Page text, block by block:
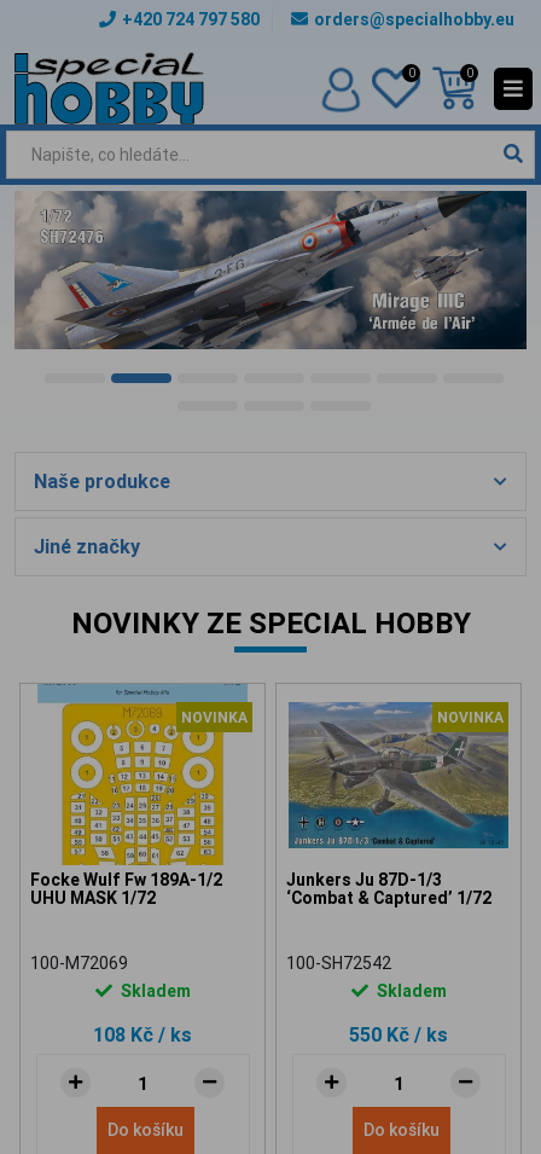
orders@specialhobby.eu
+420 724 797 580
0 0
Naše produkce
Jiné značky
NOVINKY ZE SPECIAL HOBBY
NOVINKA
Focke Wulf Fw 189A-1/2
UHU MASK 1/72
100-M72069
Skladem
108 Kč / ks
Do košíku
NOVINKA
Junkers Ju 87D-1/3
‘Combat & Captured’ 1/72
100-SH72542
Skladem
550 Kč / ks
Do košíku